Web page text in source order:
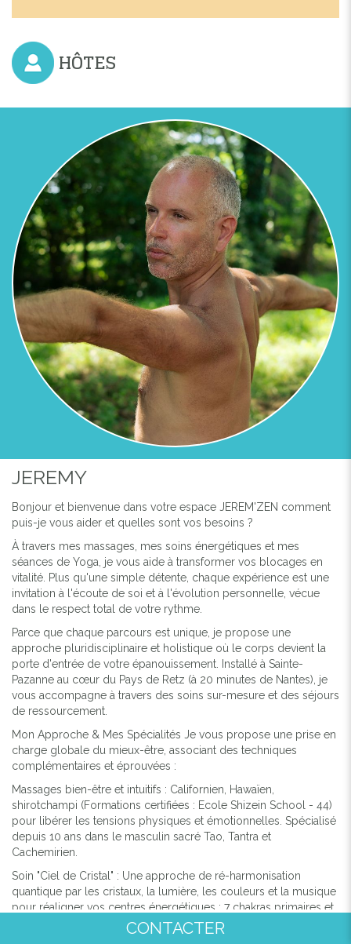
HÔTES
JEREMY
Bonjour et bienvenue dans votre espace JEREM'ZEN comment
puis-je vous aider et quelles sont vos besoins ?
À travers mes massages, mes soins énergétiques et mes
séances de Yoga, je vous aide à transformer vos blocages en
vitalité. Plus qu'une simple détente, chaque expérience est une
invitation à l'écoute de soi et à l'évolution personnelle, vécue
dans le respect total de votre rythme.
Parce que chaque parcours est unique, je propose une
approche pluridisciplinaire et holistique où le corps devient la
porte d'entrée de votre épanouissement. Installé à Sainte-
Pazanne au cœur du Pays de Retz (à 20 minutes de Nantes) , je
vous accompagne à travers des soins sur-mesure et des séjours
de ressourcement.
Mon Approche & Mes Spécialités Je vous propose une prise en
charge globale du mieux-être, associant des techniques
complémentaires et éprouvées :
Massages bien-être et intuitifs : Californien, Hawaïen,
shirotchampi (Formations certifiées : Ecole Shizein School - 44)
pour libérer les tensions physiques et émotionnelles. Spécialisé
depuis 10 ans dans le masculin sacré Tao, Tantra et
Cachemirien.
Soin "Ciel de Cristal" : Une approche de ré-harmonisation
quantique par les cristaux, la lumière, les couleurs et la musique
pour réaligner vos centres énergétiques : 7 chakras primaires et
CONTACTER